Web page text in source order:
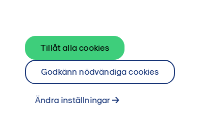
Ändra inställningar
Godkänn nödvändiga cookies
Tillåt alla cookies